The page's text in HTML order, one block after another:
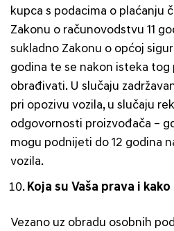
kupca s podacima o plaćanju
Zakonu o računovodstvu 11
sukladno Zakonu o općoj
godina te se nakon isteka tog
obrađivati. U slučaju
pri opozivu vozila, u slučaju
odgovornosti proizvođača –
mogu podnijeti do 12 godina
vozila.
Koja su Vaša prava i
Vezano uz obradu osobnih